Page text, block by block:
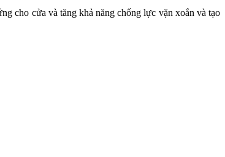
cho cửa và tăng khả năng chống lực vặn xoắn và tạo